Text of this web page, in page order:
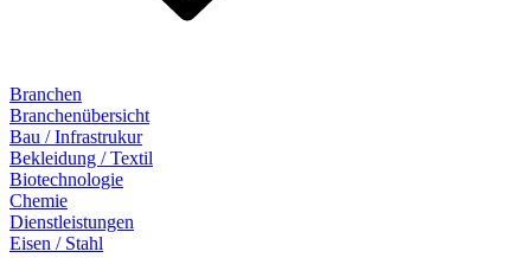
Branchen
Branchenübersicht
Bau / Infrastrukur
Bekleidung / Textil
Biotechnologie
Chemie
Dienstleistungen
Eisen / Stahl